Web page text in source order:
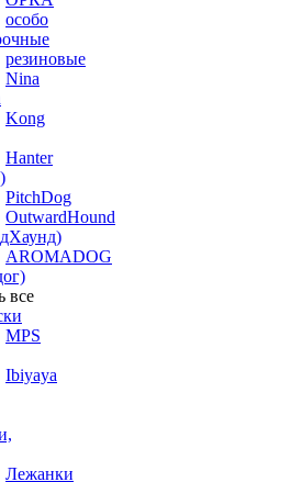
особо
резиновые
Nina
Kong
Hanter
PitchDog
OutwardHound
AROMADOG
все
MPS
Ibiyaya
Лежанки